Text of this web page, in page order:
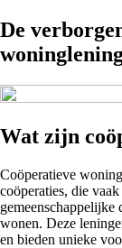
De
Wat zijn
Coöperatieve
coöperaties, die
gemeenschappelijke
wonen. Deze
en bieden unieke